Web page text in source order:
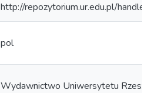
http://repozytorium.ur.edu.pl/
pol
Wydawnictwo Uniwersytetu